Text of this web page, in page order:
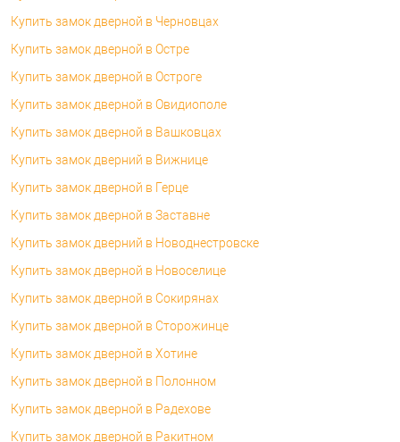
Купить замок дверной в Черновцах
Купить замок дверной в Остре
Купить замок дверной в Остроге
Купить замок дверной в Овидиополе
Купить замок дверной в Вашковцах
Купить замок дверний в Вижнице
Купить замок дверной в Герце
Купить замок дверной в Заставне
Купить замок дверний в Новоднестровске
Купить замок дверной в Новоселице
Купить замок дверной в Сокирянах
Купить замок дверной в Сторожинце
Купить замок дверной в Хотине
Купить замок дверной в Полонном
Купить замок дверной в Радехове
Купить замок дверной в Ракитном